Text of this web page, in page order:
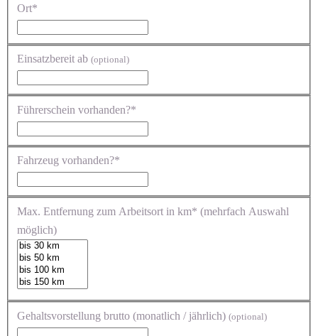
Ort*
Einsatzbereit ab (optional)
Führerschein vorhanden?*
Fahrzeug vorhanden?*
Max. Entfernung zum Arbeitsort in km* (mehrfach Auswahl
möglich)
Gehaltsvorstellung brutto (monatlich / jährlich) (optional)